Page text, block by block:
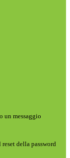
un messaggio
della password